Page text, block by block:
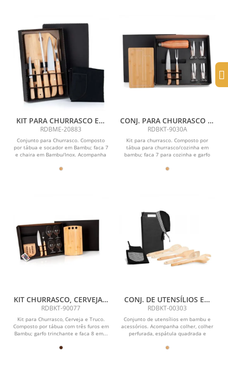
KIT PARA CHURRASCO EM
BAMBU / MADEIRA / INOX
COM AVENTAL- 8 PÇS
RDBME-20883
Conjunto para Churrasco. Composto
por tábua e socador em Bambu; faca 7
e chaira em Bambu/Inox. Acompanha
CONJ. PARA CHURRASCO C/
COPOS E GARRAFA - 8
PEÇAS
RDBKT-9030A
Kit para churrasco. Composto por
tábua para churrasco/cozinha em
bambu; faca 7 para cozinha e garfo
KIT CHURRASCO, CERVEJA E
TRUCO - 8 PÇS - C/ JOGO DE
BARALHO
RDBKT-90077
Kit para Churrasco, Cerveja e Truco.
Composto por tábua com três furos em
Bambu; garfo trinchante e faca 8 em...
CONJ. DE UTENSÍLIOS EM
BAMBU 30 CM E
ACESSÓRIOS - 8 PÇS
RDBKT-00303
Conjunto de utensílios em bambu e
acessórios. Acompanha colher, colher
perfurada, espátula quadrada e